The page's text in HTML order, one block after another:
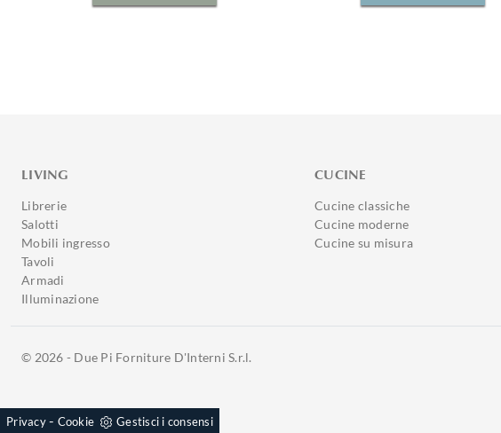
LIVING
Librerie
Salotti
Mobili ingresso
Tavoli
Armadi
Illuminazione
CUCINE
Cucine classiche
Cucine moderne
Cucine su misura
© 2026 - Due Pi Forniture D'Interni S.r.l.
Privacy- Cookie Gestisci i consensi